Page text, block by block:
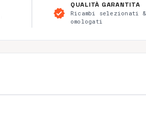
verified
QUALITÀ GARANTITA
Ricambi selezionati &
omologati